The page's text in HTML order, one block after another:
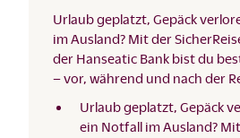
Urlaub geplatzt, Gepäck
im Ausland? Mit der
der Hanseatic Bank bist du
– vor, während und nach der
Urlaub geplatzt, Gepäck
ein Notfall im Ausland?